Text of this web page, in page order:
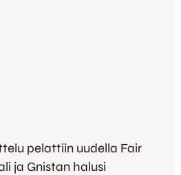
pelattiin uudella Fair
ja Gnistan halusi